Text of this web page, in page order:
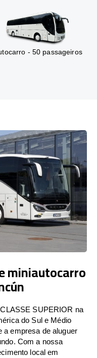
- 50 passageiros
miniautocarro
SUPERIOR na
do Sul e Médio
a empresa de aluguer
Com a nossa
local em